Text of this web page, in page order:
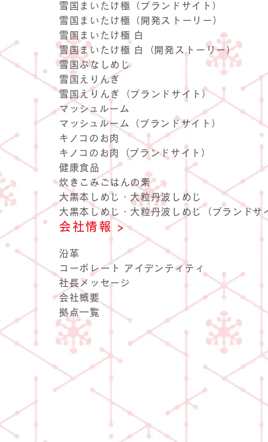
雪国
雪国
サステナビリ
雪国まいたけ極（ブランドサイト）
雪国まいたけ極（開発ストーリー）
雪国まいたけ極 白
雪国まいたけ極 白（開発ストーリー）
雪国ぶなしめじ
雪国えりんぎ
雪国えりんぎ（ブランドサイト）
マッシュルーム
マッシュルーム（ブランドサイト）
キノコのお肉
キノコのお肉（ブランドサイト）
健康食品
炊きこみごはんの素
大黒本しめじ・大粒丹波しめじ
大黒本しめじ・大粒丹波しめじ（ブランドサ
会社情報 >
沿革
コーポレート アイデンティティ
社長メッセージ
会社概要
拠点一覧